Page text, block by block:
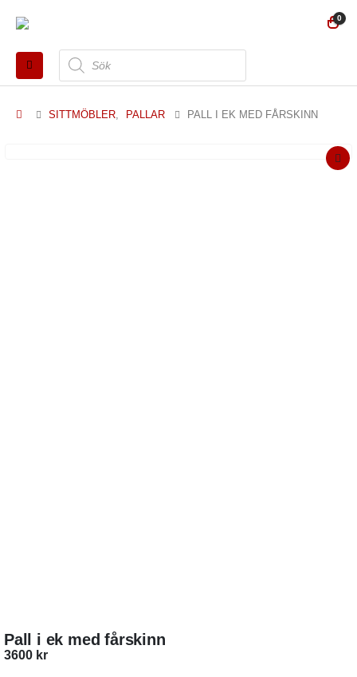
0
Produktsökning
SITTMÖBLER, PALLAR PALL I EK MED FÅRSKINN
Pall i ek med fårskinn
3600 kr